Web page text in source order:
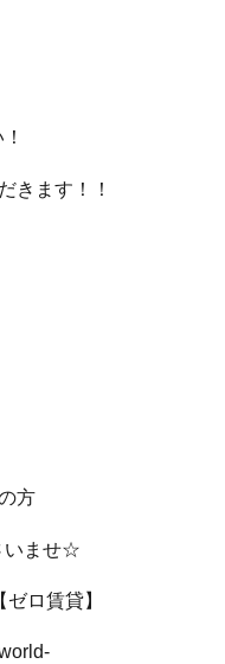
きます！！
方
いませ☆
ロ賃貸】